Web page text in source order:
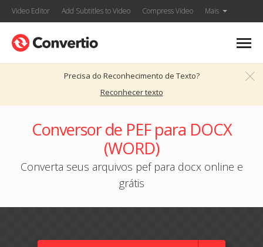
Video Editor Add Subtitles to Video Compress Video Mais
Precisa do Reconhecimento de Texto?
Reconhecer texto
Conversor de PEF para DOCX
(WORD)
Converta seus arquivos pef para docx online e
grátis